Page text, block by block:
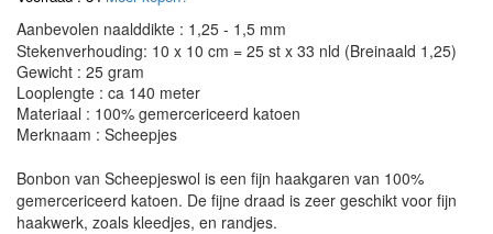
Aanbevolen naalddikte : 1,25 - 1,5 mm
Stekenverhouding: 10 x 10 cm = 25 st x 33 nld (Breinaald 1,25)
Gewicht : 25 gram
Looplengte : ca 140 meter
Materiaal : 100% gemercericeerd katoen
Merknaam : Scheepjes
Bonbon van Scheepjeswol is een fijn haakgaren van 100%
gemercericeerd katoen. De fijne draad is zeer geschikt voor fijn
haakwerk, zoals kleedjes, en randjes.